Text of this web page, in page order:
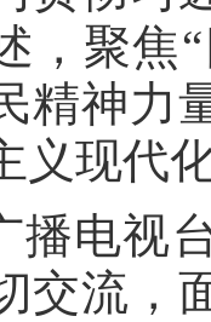
，聚焦
精神力
义现代
播电视
交流，